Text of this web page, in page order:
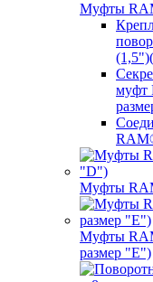
Муфты
муфт
Муфты
Муфты
размер "E")